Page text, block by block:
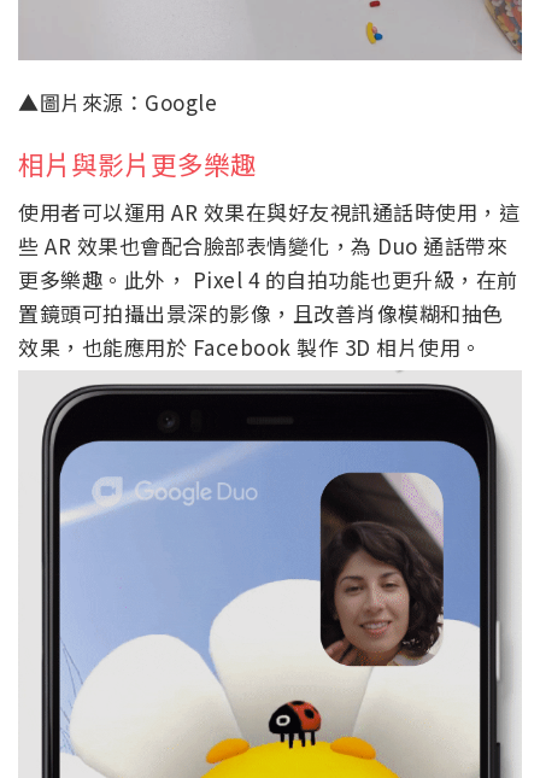
▲圖片來源：Google
相片與影片更多樂趣
使用者可以運用 AR 效果在與好友視訊通話時使用，這
些 AR 效果也會配合臉部表情變化，為 Duo 通話帶來
更多樂趣。此外， Pixel 4 的自拍功能也更升級，在前
置鏡頭可拍攝出景深的影像，且改善肖像模糊和抽色
效果，也能應用於 Facebook 製作 3D 相片使用。